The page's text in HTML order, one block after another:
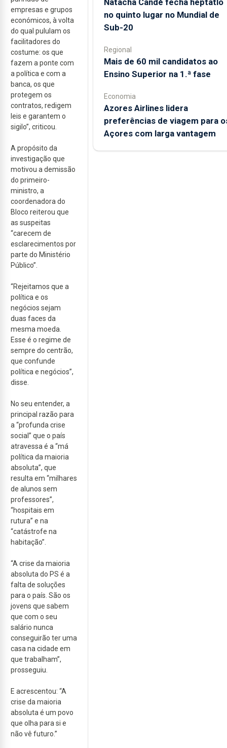
empresas e grupos
económicos, à volta
do qual pululam os
facilitadores do
costume: os que
fazem a ponte com
a política e com a
banca, os que
protegem os
contratos, redigem
leis e garantem o
sigilo”, criticou.
A propósito da
investigação que
motivou a demissão
do primeiro-
ministro, a
coordenadora do
Bloco reiterou que
as suspeitas
“carecem de
esclarecimentos por
parte do Ministério
Público”.
“Rejeitamos que a
política e os
negócios sejam
duas faces da
mesma moeda.
Esse é o regime de
sempre do centrão,
que confunde
política e negócios”,
disse.
No seu entender, a
principal razão para
a “profunda crise
social” que o país
atravessa é a “má
política da maioria
absoluta”, que
resulta em “milhares
de alunos sem
professores”,
“hospitais em
rutura” e na
“catástrofe na
habitação”.
“A crise da maioria
absoluta do PS é a
falta de soluções
para o país. São os
jovens que sabem
que com o seu
salário nunca
conseguirão ter uma
casa na cidade em
que trabalham”,
prosseguiu.
E acrescentou: “A
crise da maioria
absoluta é um povo
que olha para si e
não vê futuro.”
no quinto lugar no Mundial de
Sub-20
Regional
Mais de 60 mil candidatos ao
Ensino Superior na 1.ª fase
Economia
Azores Airlines lidera
preferências de viagem para
Açores com larga vantagem